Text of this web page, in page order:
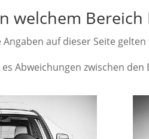
welchem Bereich
Angaben auf dieser Seite
es Abweichungen zwischen